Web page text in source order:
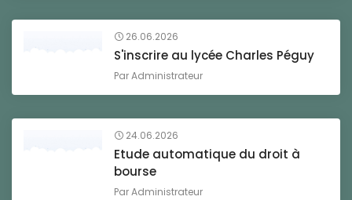
26.06.2026
S'inscrire au lycée Charles Péguy
ParAdministrateur
24.06.2026
Etude automatique du droit à
bourse
ParAdministrateur